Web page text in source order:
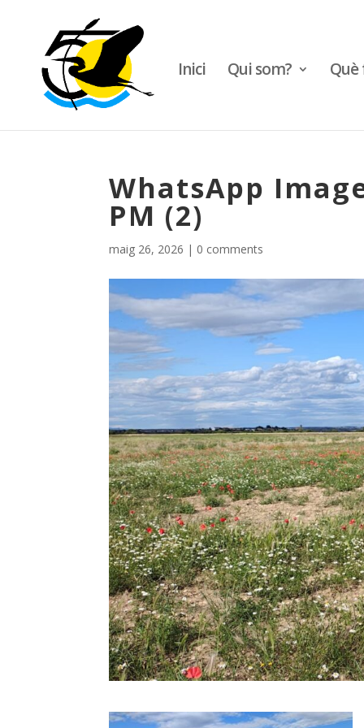
Inici Qui som? Què
WhatsApp
PM (2)
maig 26, 2026 | 0 comments